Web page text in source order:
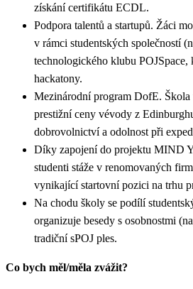
získání certifikátu ECDL.
Podpora talentů a startupů. Žáci
v rámci studentských společností
technologického klubu
hackatony.
Mezinárodní program DofE. Škola
prestižní ceny vévody z
dobrovolnictví a odolnost při
Díky zapojení do projektu MIND
studenti stáže v renomovaných
vynikající startovní pozici na trhu
Na chodu školy se podílí
organizuje besedy s osobnostmi
tradiční sPOJ ples.
Co bych měl/měla zvážit?